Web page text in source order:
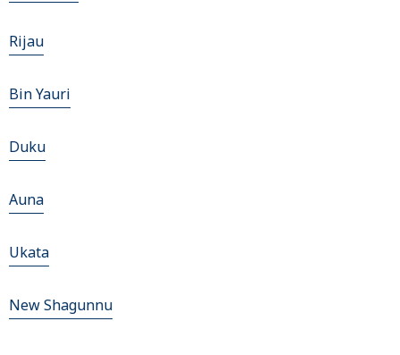
Rijau
Bin Yauri
Duku
Auna
Ukata
New Shagunnu